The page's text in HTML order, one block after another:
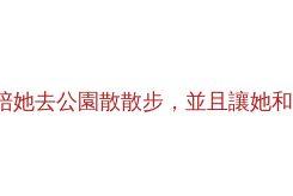
她去公園散散步，並且讓她和